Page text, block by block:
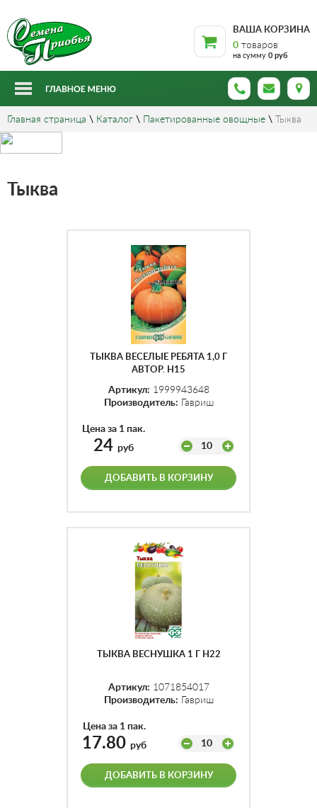
ВАША КОРЗИНА
0 товаров
на сумму 0 руб
Главная страница \ Каталог \ Пакетированные овощные \ Тыква
Тыква
ТЫКВА ВЕСЕЛЫЕ РЕБЯТА 1,0 Г
АВТОР. Н15
Артикул: 1999943648
Производитель: Гавриш
Цена за 1 пак.
24 руб 10
ДОБАВИТЬ В КОРЗИНУ
ТЫКВА ВЕСНУШКА 1 Г Н22
Артикул: 1071854017
Производитель: Гавриш
Цена за 1 пак.
17.80 руб 10
ДОБАВИТЬ В КОРЗИНУ